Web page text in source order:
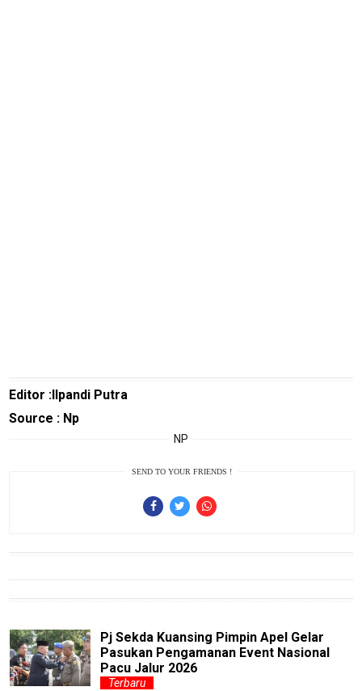
Editor :Ilpandi Putra
Source : Np
NP
SEND TO YOUR FRIENDS !
Pj Sekda Kuansing Pimpin Apel Gelar
Pasukan Pengamanan Event Nasional
Pacu Jalur 2026
Terbaru
Automotive
Guide
Tekno
Recipes